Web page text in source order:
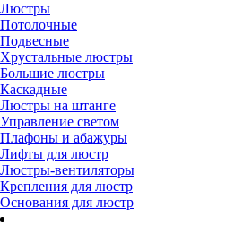
Люстры
Потолочные
Подвесные
Хрустальные люстры
Большие люстры
Каскадные
Люстры на штанге
Управление светом
Плафоны и абажуры
Лифты для люстр
Люстры-вентиляторы
Крепления для люстр
Основания для люстр